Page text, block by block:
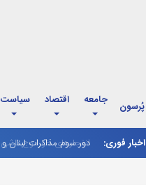
پُرسون جامعه اقتصاد سیاست
اخبار فوری: انفجارهای خورموج
دور سوم مذاکرات لبنان